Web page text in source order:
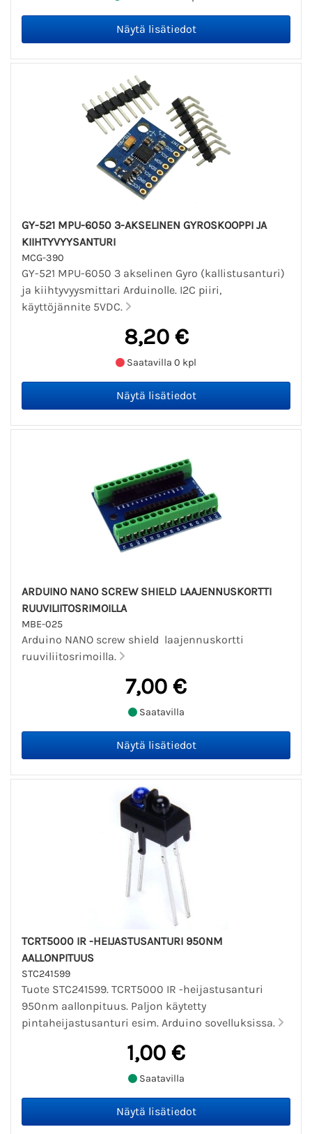
GY-521 MPU-6050 3-AKSELINEN GYROSKOOPPI JA
KIIHTYVYYSANTURI
MCG-390
GY-521 MPU-6050 3 akselinen Gyro (kallistusanturi)
ja kiihtyvyysmittari Arduinolle. I2C piiri,
käyttöjännite 5VDC.
8,20 €
Saatavilla 0 kpl
ARDUINO NANO SCREW SHIELD LAAJENNUSKORTTI
RUUVILIITOSRIMOILLA
MBE-025
Arduino NANO screw shield laajennuskortti
ruuviliitosrimoilla.
7,00 €
Saatavilla
TCRT5000 IR -HEIJASTUSANTURI 950NM
AALLONPITUUS
STC241599
Tuote STC241599. TCRT5000 IR -heijastusanturi
950nm aallonpituus. Paljon käytetty
pintaheijastusanturi esim. Arduino sovelluksissa.
1,00 €
Saatavilla